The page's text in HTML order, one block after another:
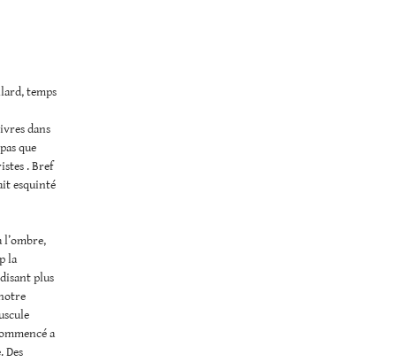
temps
dans
que
. Bref
esquinté
l’ombre,
la
plus
a
Des